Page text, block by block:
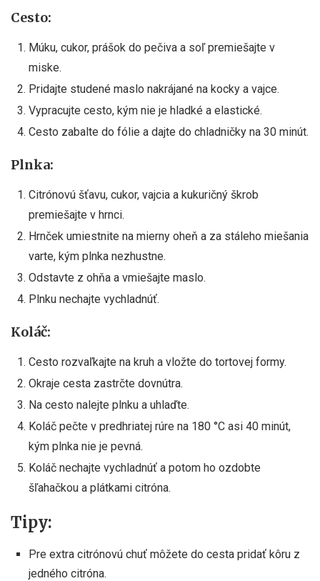
Cesto:
Múku, cukor, prášok do pečiva a soľ premiešajte v
miske.
Pridajte studené maslo nakrájané na kocky a vajce.
Vypracujte cesto, kým nie je hladké a elastické.
Cesto zabalte do fólie a dajte do chladničky na 30 minút.
Plnka:
Citrónovú šťavu, cukor, vajcia a kukuričný škrob
premiešajte v hrnci.
Hrnček umiestnite na mierny oheň a za stáleho miešania
varte, kým plnka nezhustne.
Odstavte z ohňa a vmiešajte maslo.
Plnku nechajte vychladnúť.
Koláč:
Cesto rozvaľkajte na kruh a vložte do tortovej formy.
Okraje cesta zastrčte dovnútra.
Na cesto nalejte plnku a uhlaďte.
Koláč pečte v predhriatej rúre na 180 °C asi 40 minút,
kým plnka nie je pevná.
Koláč nechajte vychladnúť a potom ho ozdobte
šľahačkou a plátkami citróna.
Tipy:
Pre extra citrónovú chuť môžete do cesta pridať kôru z
jedného citróna.